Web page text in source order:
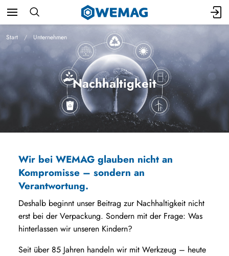
Start Unternehmen
Nachhaltigkeit
Wir bei WEMAG glauben nicht an
Kompromisse – sondern an
Verantwortung.
Deshalb beginnt unser Beitrag zur Nachhaltigkeit nicht
erst bei der Verpackung. Sondern mit der Frage: Was
hinterlassen wir unseren Kindern?
Seit über 85 Jahren handeln wir mit Werkzeug – heute